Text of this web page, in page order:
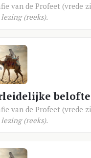
van de Profeet (vrede
(reeks).
van de Profeet (vrede
(reeks).